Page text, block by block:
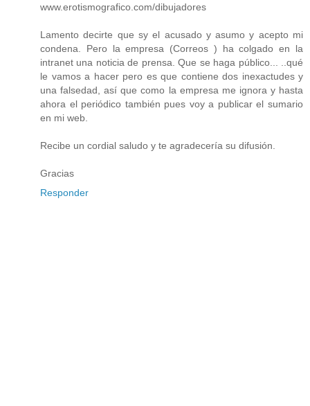
www.erotismografico.com/dibujadores
Lamento decirte que sy el acusado y asumo y acepto mi
condena. Pero la empresa (Correos ) ha colgado en la
intranet una noticia de prensa. Que se haga público... ..qué
le vamos a hacer pero es que contiene dos inexactudes y
una falsedad, así que como la empresa me ignora y hasta
ahora el periódico también pues voy a publicar el sumario
en mi web.
Recibe un cordial saludo y te agradecería su difusión.
Gracias
Responder